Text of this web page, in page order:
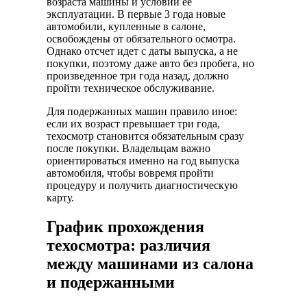
эксплуатации. В первые 3 года новые
автомобили, купленные в салоне,
освобождены от обязательного осмотра.
Однако отсчет идет с даты выпуска, а не
покупки, поэтому даже авто без пробега, но
произведенное три года назад, должно
пройти техническое обслуживание.
Для подержанных машин правило иное:
если их возраст превышает три года,
техосмотр становится обязательным сразу
после покупки. Владельцам важно
ориентироваться именно на год выпуска
автомобиля, чтобы вовремя пройти
процедуру и получить диагностическую
карту.
График прохождения
техосмотра: различия
между машинами из салона
и подержанными